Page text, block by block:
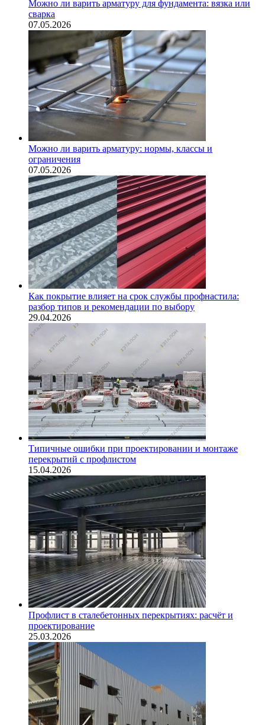
Можно ли варить арматуру для фундамента: вязка или
сварка
07.05.2026
Можно ли варить арматуру: нормы, классы и
ограничения
07.05.2026
Как покрытие влияет на срок службы профнастила:
разбор типов и рекомендации по выбору
29.04.2026
Типичные ошибки при проектировании и монтаже
перекрытий с профлистом
15.04.2026
Профлист в сталебетонных перекрытиях: расчёт и
проектирование
25.03.2026